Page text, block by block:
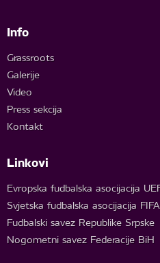
Info
Grassroots
Galerije
Video
Press sekcija
Kontakt
Linkovi
Evropska fudbalska asocijacija
Svjetska fudbalska asocijacija FIFA
Fudbalski savez Republike Srpske
Nogometni savez Federacije BiH